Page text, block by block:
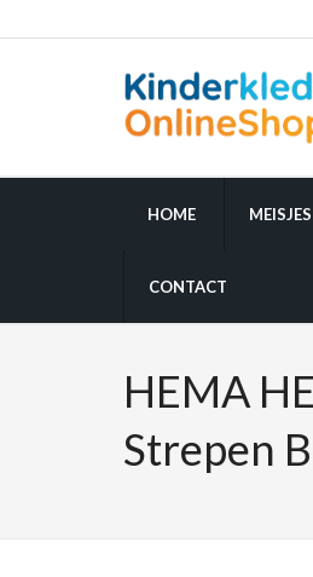
HOME
CONTACT
HEMA
Strepen